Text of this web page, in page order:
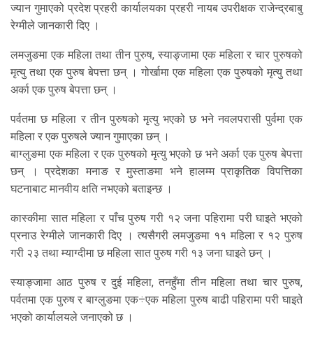
ज्यान गुमाएको प्रदेश प्रहरी कार्यालयका प्रहरी नायब उपरीक्षक राजेन्द्रबाबु
रेग्मीले जानकारी दिए ।
लमजुङमा एक महिला तथा तीन पुरुष, स्याङ्जामा एक महिला र चार पुरुषको
मृत्यु तथा एक पुरुष बेपत्ता छन् । गोर्खामा एक महिला एक पुरुषको मृत्यु तथा
अर्का एक पुरुष बेपत्ता छन् ।
पर्वतमा छ महिला र तीन पुरुषको मृत्यु भएको छ भने नवलपरासी पुर्वमा एक
महिला र एक पुरुषले ज्यान गुमाएका छन् ।
बाग्लुङमा एक महिला र एक पुरुषको मृत्यु भएको छ भने अर्का एक पुरुष बेपत्ता
छन् । प्रदेशका मनाङ र मुस्ताङमा भने हालम्म प्राकृतिक विपत्तिका
घटनाबाट मानवीय क्षति नभएको बताइन्छ ।
कास्कीमा सात महिला र पाँच पुरुष गरी १२ जना पहिरामा परी घाइते भएको
प्रनाउ रेग्मीले जानकारी दिए । त्यसैगरी लमजुङमा ११ महिला र १२ पुरुष
गरी २३ तथा म्याग्दीमा छ महिला सात पुरुष गरी १३ जना घाइते छन् ।
स्याङ्जामा आठ पुरुष र दुई महिला, तनहुँमा तीन महिला तथा चार पुरुष,
पर्वतमा एक पुरुष र बाग्लुङमा एक÷एक महिला पुरुष बाढी पहिरामा परी घाइते
भएको कार्यालयले जनाएको छ ।